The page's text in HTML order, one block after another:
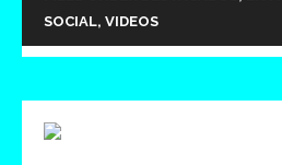
SOCIAL, VIDEOS